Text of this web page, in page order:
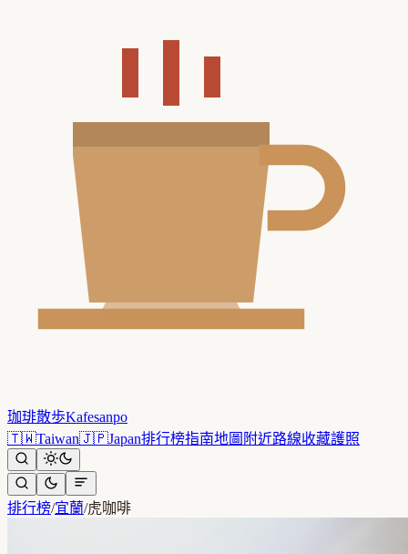
珈琲散歩Kafesanpo
🇹🇼Taiwan🇯🇵Japan排行榜指南地圖 附近路線收藏護照
排行榜/宜蘭/虎咖啡